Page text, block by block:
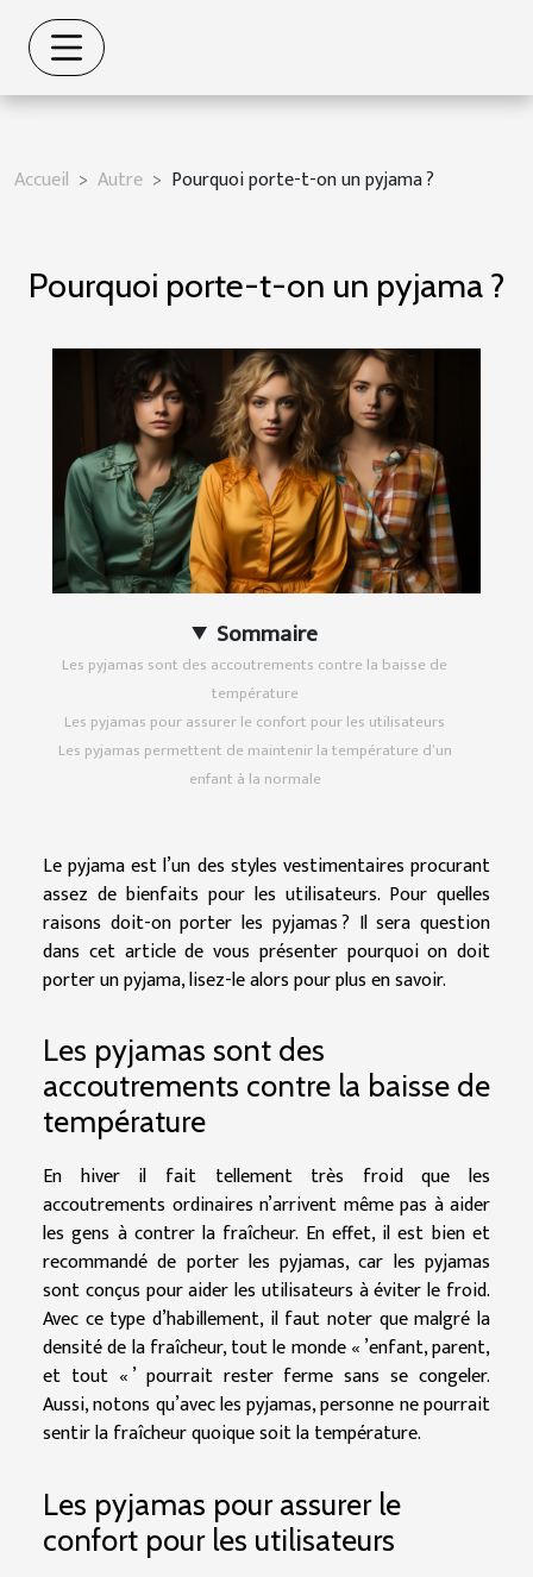
Accueil Autre Pourquoi porte-t-on un pyjama ?
Pourquoi porte-t-on un pyjama ?
Sommaire
Les pyjamas sont des accoutrements contre la baisse de
température
Les pyjamas pour assurer le confort pour les utilisateurs
Les pyjamas permettent de maintenir la température d’un
enfant à la normale
Le pyjama est l’un des styles vestimentaires procurant
assez de bienfaits pour les utilisateurs. Pour quelles
raisons doit-on porter les pyjamas ? Il sera question
dans cet article de vous présenter pourquoi on doit
porter un pyjama, lisez-le alors pour plus en savoir.
Les pyjamas sont des
accoutrements contre la baisse de
température
En hiver il fait tellement très froid que les
accoutrements ordinaires n’arrivent même pas à aider
les gens à contrer la fraîcheur. En effet, il est bien et
recommandé de porter les pyjamas, car les pyjamas
sont conçus pour aider les utilisateurs à éviter le froid.
Avec ce type d’habillement, il faut noter que malgré la
densité de la fraîcheur, tout le monde « ’enfant, parent,
et tout « ’ pourrait rester ferme sans se congeler.
Aussi, notons qu’avec les pyjamas, personne ne pourrait
sentir la fraîcheur quoique soit la température.
Les pyjamas pour assurer le
confort pour les utilisateurs